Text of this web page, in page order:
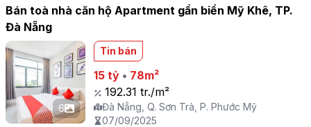
Bán toà nhà căn hộ Apartment gần biển Mỹ Khê, TP.
Đà Nẵng
6
Tin bán
15 tỷ• 78m²
192.31 tr./m²
Đà Nẵng, Q. Sơn Trà, P. Phước Mỹ
07/09/2025